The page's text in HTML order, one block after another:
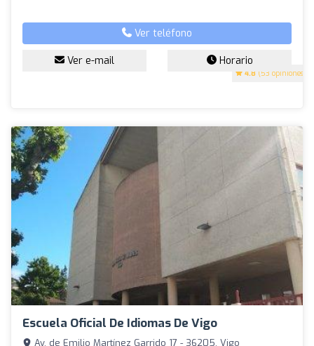
4.8 (53 opiniones)
Ver teléfono
Ver e-mail Horario
Escuela Oficial De Idiomas De Vigo
Av. de Emilio Martínez Garrido 17 - 36205, Vigo